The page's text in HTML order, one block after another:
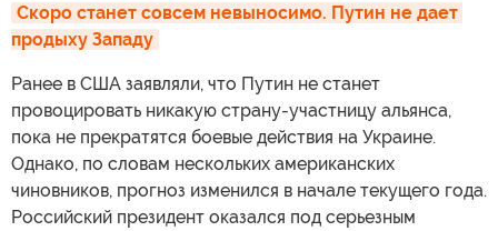
Скоро станет совсем невыносимо. Путин не дает
продыху Западу
Ранее в США заявляли, что Путин не станет
провоцировать никакую страну-участницу альянса,
пока не прекратятся боевые действия на Украине.
Однако, по словам нескольких американских
чиновников, прогноз изменился в начале текущего года.
Российский президент оказался под серьезным